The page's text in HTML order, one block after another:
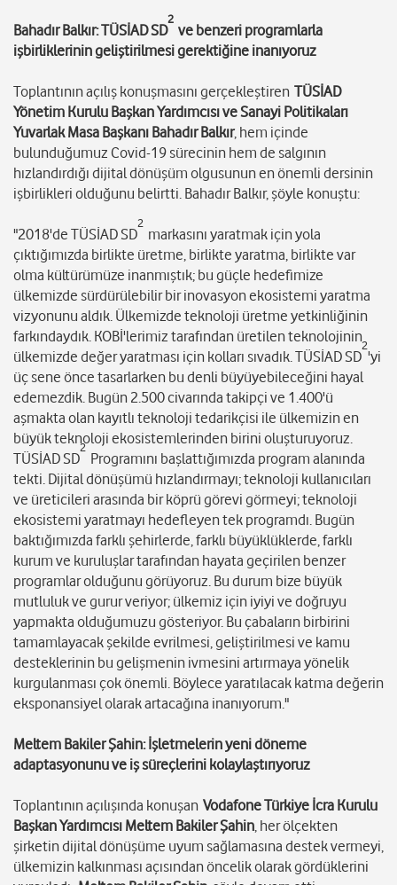
Bahadır Balkır: TÜSİAD SD
2
ve benzeri programlarla
işbirliklerinin geliştirilmesi gerektiğine inanıyoruz
Toplantının açılış konuşmasını gerçekleştiren TÜSİAD
Yönetim Kurulu Başkan Yardımcısı ve Sanayi Politikaları
Yuvarlak Masa Başkanı Bahadır Balkır, hem içinde
bulunduğumuz Covid-19 sürecinin hem de salgının
hızlandırdığı dijital dönüşüm olgusunun en önemli dersinin
işbirlikleri olduğunu belirtti. Bahadır Balkır, şöyle konuştu:
"2018'de TÜSİAD SD
2
markasını yaratmak için yola
çıktığımızda birlikte üretme, birlikte yaratma, birlikte var
olma kültürümüze inanmıştık; bu güçle hedefimize
ülkemizde sürdürülebilir bir inovasyon ekosistemi yaratma
vizyonunu aldık. Ülkemizde teknoloji üretme yetkinliğinin
farkındaydık. KOBİ'lerimiz tarafından üretilen teknolojinin
ülkemizde değer yaratması için kolları sıvadık. TÜSİAD SD
2
'yi
üç sene önce tasarlarken bu denli büyüyebileceğini hayal
edemezdik. Bugün 2.500 civarında takipçi ve 1.400'ü
aşmakta olan kayıtlı teknoloji tedarikçisi ile ülkemizin en
büyük teknoloji ekosistemlerinden birini oluşturuyoruz.
TÜSİAD SD
2
Programını başlattığımızda program alanında
tekti. Dijital dönüşümü hızlandırmayı; teknoloji kullanıcıları
ve üreticileri arasında bir köprü görevi görmeyi; teknoloji
ekosistemi yaratmayı hedefleyen tek programdı. Bugün
baktığımızda farklı şehirlerde, farklı büyüklüklerde, farklı
kurum ve kuruluşlar tarafından hayata geçirilen benzer
programlar olduğunu görüyoruz. Bu durum bize büyük
mutluluk ve gurur veriyor; ülkemiz için iyiyi ve doğruyu
yapmakta olduğumuzu gösteriyor. Bu çabaların birbirini
tamamlayacak şekilde evrilmesi, geliştirilmesi ve kamu
desteklerinin bu gelişmenin ivmesini artırmaya yönelik
kurgulanması çok önemli. Böylece yaratılacak katma değerin
eksponansiyel olarak artacağına inanıyorum."
Meltem Bakiler Şahin: İşletmelerin yeni döneme
adaptasyonunu ve iş süreçlerini kolaylaştırıyoruz
Toplantının açılışında konuşan Vodafone Türkiye İcra Kurulu
Başkan Yardımcısı Meltem Bakiler Şahin, her ölçekten
şirketin dijital dönüşüme uyum sağlamasına destek vermeyi,
ülkemizin kalkınması açısından öncelik olarak gördüklerini